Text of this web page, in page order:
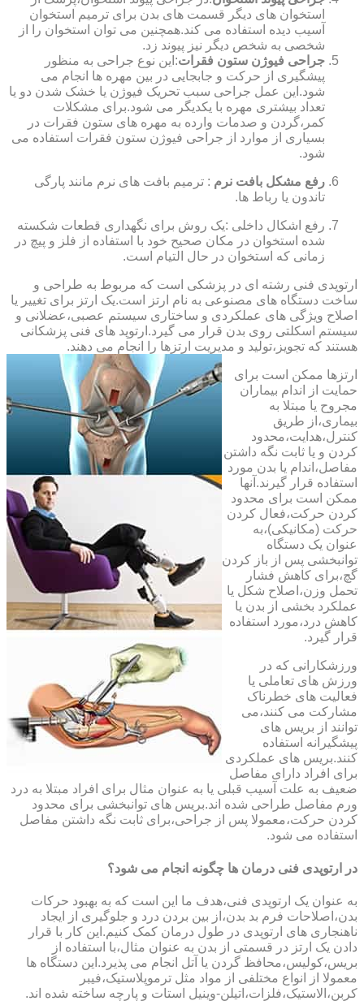
استخوان های دیگر قسمت های بدن برای ترمیم استخوان
آسیب دیده استفاده می کند.همچنین می توان استخوان را از
شخصی به شخص دیگر نیز پیوند زد.
جراحی فیوژن ستون فقرات:این نوع جراحی به منظور
پیشگیری از حرکت و جابجایی در بین مهره ها انجام می
شود.این عمل جراحی سبب تحریک فیوژن یا خشک شدن دو یا
تعداد بیشتری مهره با یکدیگر می شود.برای مشکلات
کمر،گردن و صدمات وارده به مهره های ستون فقرات در
بسیاری از موارد از جراحی فیوژن ستون فقرات استفاده می
شود.
رفع مشکل بافت نرم : ترمیم بافت های نرم مانند پارگی
تاندون یا رباط ها.
رفع اشکال داخلی :یک روش برای نگهداری قطعات شکسته
شده استخوان در مکان صحیح خود با استفاده از فلز و پیچ در
زمانی که استخوان در حال التیام است.
ارتوپدی فنی رشته ای در پزشکی است که مربوط به طراحی و
ساخت دستگاه های مصنوعی به نام ارتز است.یک ارتز برای تغییر یا
اصلاح ویژگی های عملکردی و ساختاری سیستم عصبی،عضلانی و
سیستم اسکلتی روی بدن قرار می گیرد.ارتوپد های فنی پزشکانی
هستند که تجویز،تولید و مدیریت ارتزها را انجام می دهند.
ارتزها ممکن است برای
حمایت از اندام بیماران
مجروح یا مبتلا به
بیماری،از طریق
کنترل،هدایت،محدود
کردن و یا ثابت نگه داشتن
مفاصل،اندام یا بدن مورد
استفاده قرار گیرند.آنها
ممکن است برای محدود
کردن حرکت،فعال کردن
حرکت (مکانیکی)،به
عنوان یک دستگاه
توانبخشی پس از باز کردن
گچ،برای کاهش فشار
تحمل وزن،اصلاح شکل یا
عملکرد بخشی از بدن یا
کاهش درد،مورد استفاده
قرار گیرد.
ورزشکارانی که در
ورزش های تعاملی یا
فعالیت های خطرناک
مشارکت می کنند،می
توانند از بریس های
پیشگیرانه استفاده
کنند.بریس های عملکردی
برای افراد دارای مفاصل
ضعیف به علت آسیب قبلی یا به عنوان مثال برای افراد مبتلا به درد
ورم مفاصل طراحی شده اند.بریس های توانبخشی برای محدود
کردن حرکت،معمولا پس از جراحی،برای ثابت نگه داشتن مفاصل
استفاده می شود.
در ارتوپدی فنی درمان ها چگونه انجام می شود؟
به عنوان یک ارتوپدی فنی،هدف ما این است که به بهبود حرکات
بدن،اصلاحات فرم بد بدن،از بین بردن درد و جلوگیری از ایجاد
ناهنجاری های ارتوپدی در طول درمان کمک کنیم.این کار با قرار
دادن یک ارتز در قسمتی از بدن به عنوان مثال،با استفاده از
بریس،کولیس،محافظ گردن یا آتل انجام می پذیرد.این دستگاه ها
معمولا از انواع مختلفی از مواد مثل ترموپلاستیک،فیبر
کربن،الاستیک،فلزات،اتیلن-وینیل استات و پارچه ساخته شده اند.